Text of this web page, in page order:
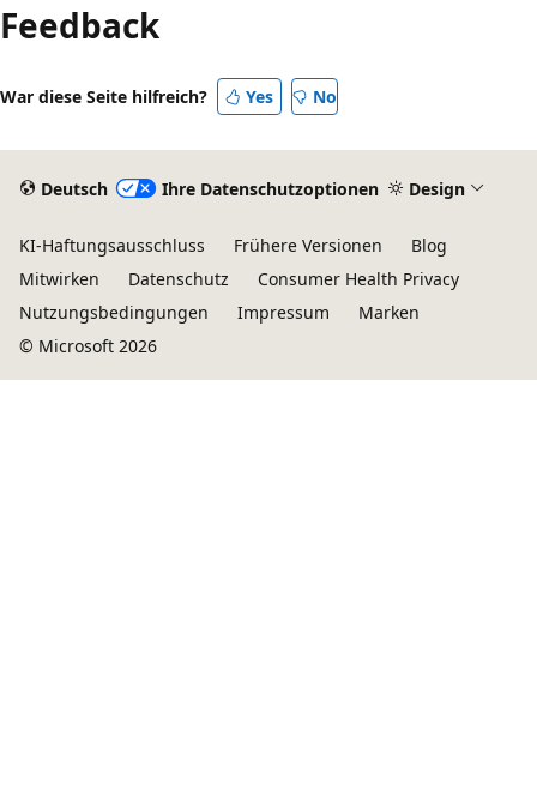
Feedback
War diese Seite hilfreich? Yes No
Deutsch Ihre Datenschutzoptionen Design
KI-Haftungsausschluss Frühere Versionen
Blog
Mitwirken
Datenschutz
Consumer Health Privacy
Nutzungsbedingungen
Impressum
Marken
© Microsoft 2026